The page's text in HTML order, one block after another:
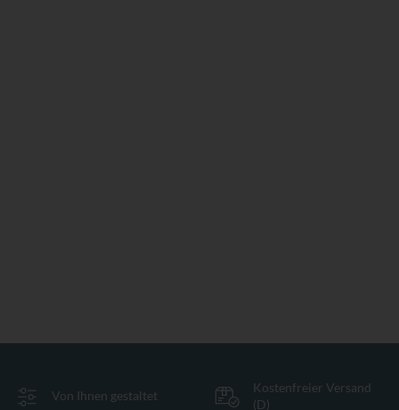
Von Ihnen gestaltet
Kostenfreier Versand
(D)